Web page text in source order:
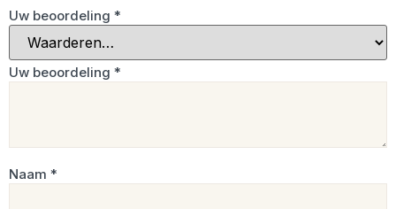
Uw beoordeling *
Uw beoordeling *
Naam *